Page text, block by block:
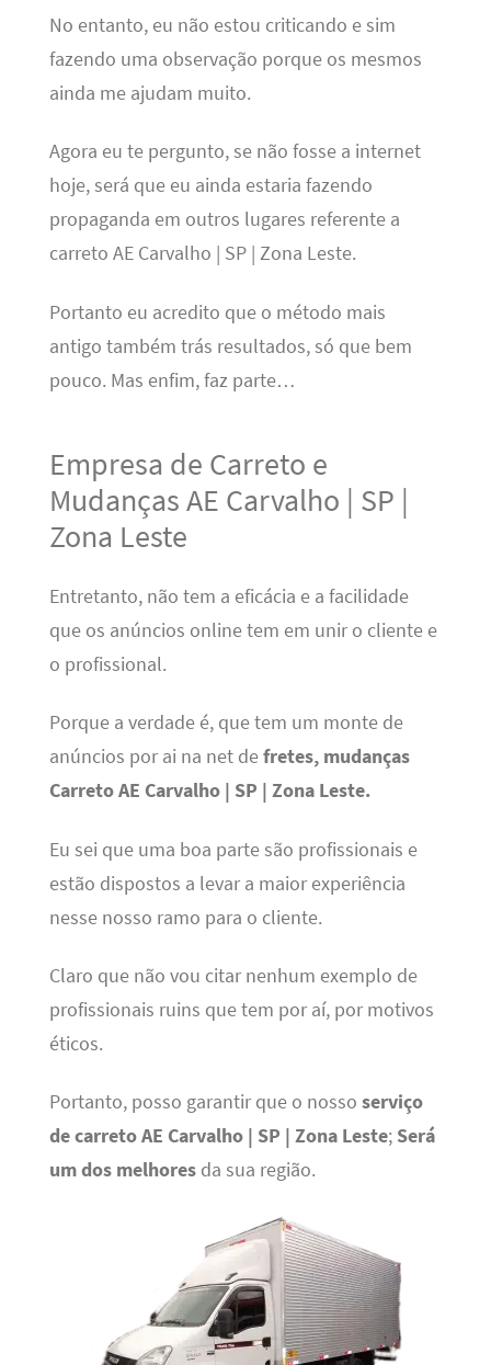
No entanto, eu não estou criticando e sim
fazendo uma observação porque os mesmos
ainda me ajudam muito.
Agora eu te pergunto, se não fosse a internet
hoje, será que eu ainda estaria fazendo
propaganda em outros lugares referente a
carreto AE Carvalho | SP | Zona Leste.
Portanto eu acredito que o método mais
antigo também trás resultados, só que bem
pouco. Mas enfim, faz parte…
Empresa de Carreto e
Mudanças AE Carvalho | SP |
Zona Leste
Entretanto, não tem a eficácia e a facilidade
que os anúncios online tem em unir o cliente e
o profissional.
Porque a verdade é, que tem um monte de
anúncios por ai na net defretes, mudanças
Carreto AE Carvalho | SP | Zona Leste.
Eu sei que uma boa parte são profissionais e
estão dispostos a levar a maior experiência
nesse nosso ramo para o cliente.
Claro que não vou citar nenhum exemplo de
profissionais ruins que tem por aí, por motivos
éticos.
Portanto, posso garantir que o nosso serviço
de carreto AE Carvalho | SP | Zona Leste; Será
um dos melhoresda sua região.